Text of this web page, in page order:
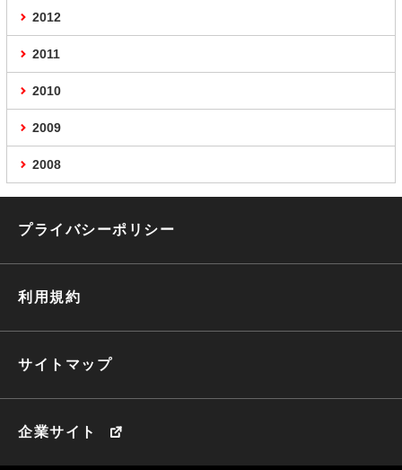
2012
2011
2010
2009
2008
プライバシーポリシー
利用規約
サイトマップ
企業サイト